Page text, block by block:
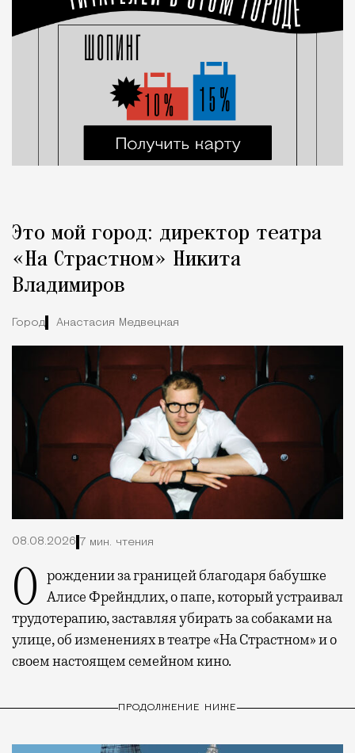
Это мой город: директор театра
«На Страстном» Никита
Владимиров
Город Анастасия Медвецкая
08.08.2026 7 мин. чтения
О рождении за границей благодаря бабушке Алисе Фрейндлих, о папе, который устраивал
трудотерапию, заставляя убирать за собаками на
улице, об изменениях в театре «На Страстном» и о
своем настоящем семейном кино.
ПРОДОЛЖЕНИЕ НИЖЕ